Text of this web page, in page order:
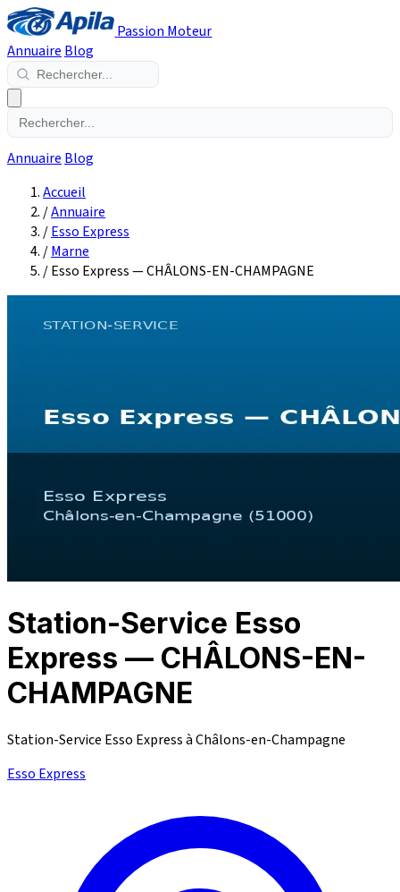
Passion Moteur
Annuaire Blog
Annuaire Blog
Accueil
/Annuaire
/Esso Express
/Marne
/Esso Express — CHÂLONS-EN-CHAMPAGNE
Station-Service Esso
Express — CHÂLONS-EN-
CHAMPAGNE
Station-Service Esso Express à Châlons-en-Champagne
Esso Express